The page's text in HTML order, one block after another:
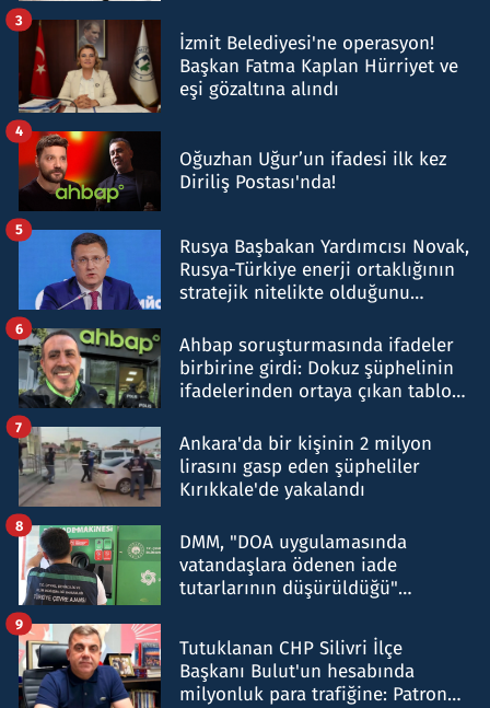
İzmit Belediyesi'ne operasyon!
Başkan Fatma Kaplan Hürriyet ve
eşi gözaltına alındı
3
Oğuzhan Uğur’un ifadesi ilk kez
Diriliş Postası'nda!
4
Rusya Başbakan Yardımcısı Novak,
Rusya-Türkiye enerji ortaklığının
stratejik nitelikte olduğunu
5
Ahbap soruşturmasında ifadeler
birbirine girdi: Dokuz şüphelinin
ifadelerinden ortaya çıkan tablo
6
Ankara'da bir kişinin 2 milyon
lirasını gasp eden şüpheliler
Kırıkkale'de yakalandı
7
DMM, "DOA uygulamasında
vatandaşlara ödenen iade
tutarlarının düşürüldüğü"
8
Tutuklanan CHP Silivri İlçe
Başkanı Bulut'un hesabında
milyonluk para trafiğine: Patron
9